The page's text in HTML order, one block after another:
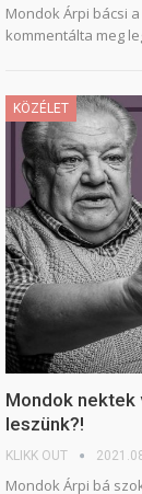
Mondok Árpi bácsi
kommentálta meg
KÖZÉLET
Mondok nektek
leszünk?!
KLIKK OUT
Mondok Árpi bá